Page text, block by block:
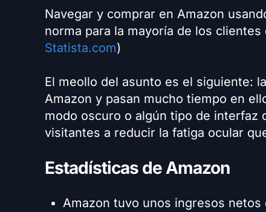
Navegar y comprar en Amazon
norma para la mayoría de los
Statista.com)
El meollo del asunto es el siguiente:
Amazon y pasan mucho tiempo en
modo oscuro o algún tipo de interfaz
visitantes a reducir la fatiga ocular
Estadísticas de Amazon
Amazon tuvo unos ingresos